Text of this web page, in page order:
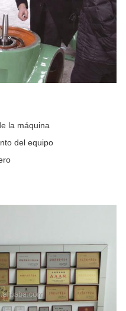
la máquina
del equipo